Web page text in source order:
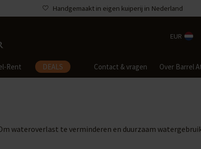
Handgemaakt in eigen kuiperij in Nederland
EUR
Rent DEALS Contact & vragen Over Barrel
wateroverlast te verminderen en duurzaam